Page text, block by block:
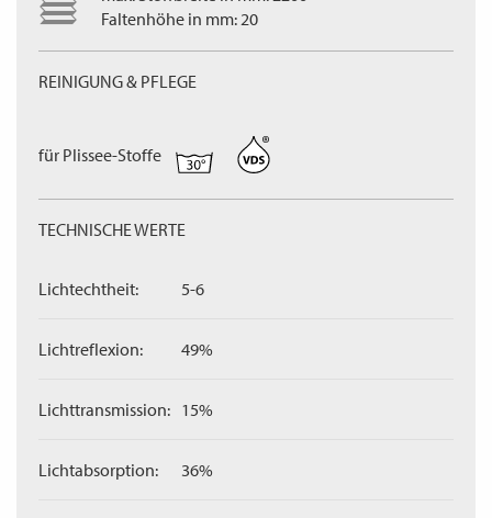
Faltenhöhe in mm: 20
REINIGUNG & PFLEGE
für Plissee-Stoffe
TECHNISCHE WERTE
Lichtechtheit: 5-6
Lichtreflexion: 49%
Lichttransmission: 15%
Lichtabsorption: 36%